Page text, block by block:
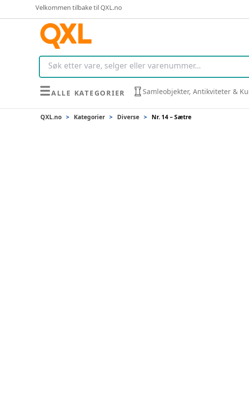
Velkommen tilbake til QXL.no
☰ALLE KATEGORIER Samleobjekter, Antikviteter &
QXL.no > Kategorier > Diverse > Nr. 14 – Sætre